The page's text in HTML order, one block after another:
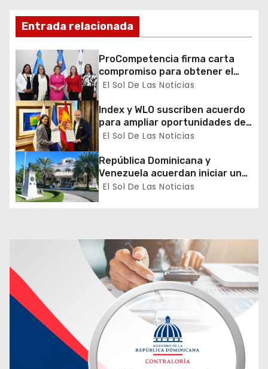
e
e
n
t
r
a
d
a
Entrada relacionada
ProCompetencia firma carta
compromiso para obtener el
Sello Igualando RD para el
El Sol De Las Noticias
Index y WLO suscriben acuerdo
para ampliar oportunidades de
formación de dominicanos en el
El Sol De Las Noticias
República Dominicana y
Venezuela acuerdan iniciar un
proceso de normalización
El Sol De Las Noticias